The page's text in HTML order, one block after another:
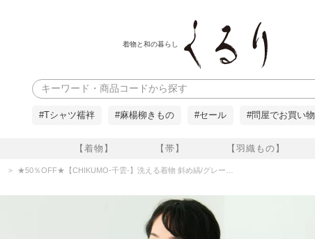
着物と和の暮らし
【着物】 【帯】 【羽織もの】
検索
#Tシャツ襦袢 #麻楊柳きもの #セール #問屋でお買い物
★50％OFF★【CHIKUMO-千雲-】洗える着物 斜め縞/グレー 袷小紋 くるり